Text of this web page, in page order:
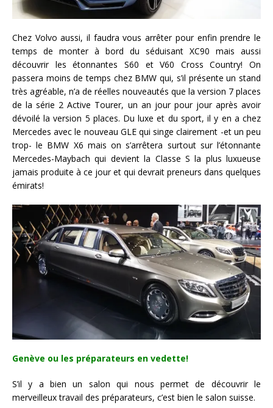
Chez Volvo aussi, il faudra vous arrêter pour enfin prendre le
temps de monter à bord du séduisant XC90 mais aussi
découvrir les étonnantes S60 et V60 Cross Country! On
passera moins de temps chez BMW qui, s’il présente un stand
très agréable, n’a de réelles nouveautés que la version 7 places
de la série 2 Active Tourer, un an jour pour jour après avoir
dévoilé la version 5 places. Du luxe et du sport, il y en a chez
Mercedes avec le nouveau GLE qui singe clairement -et un peu
trop- le BMW X6 mais on s’arrêtera surtout sur l’étonnante
Mercedes-Maybach qui devient la Classe S la plus luxueuse
jamais produite à ce jour et qui devrait preneurs dans quelques
émirats!
Genève ou les préparateurs en vedette!
S’il y a bien un salon qui nous permet de découvrir le
merveilleux travail des préparateurs, c’est bien le salon suisse.